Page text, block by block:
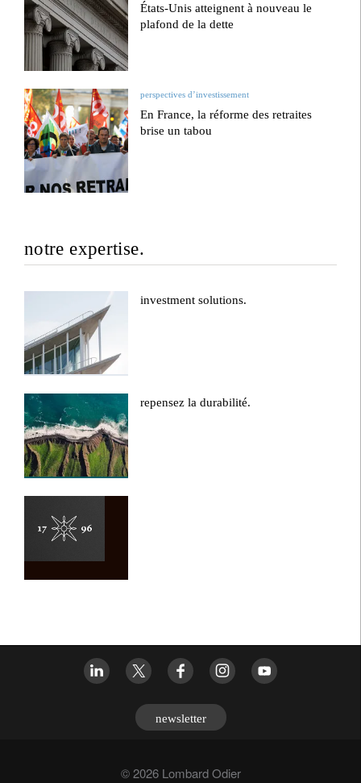
États-Unis atteignent à nouveau le
plafond de la dette
perspectives d’investissement
En France, la réforme des retraites
brise un tabou
notre expertise.
investment solutions.
repensez la durabilité.
newsletter
© 2026 Lombard Odier